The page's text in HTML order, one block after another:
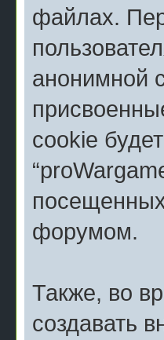
файлах.
анонимной
cookie
форумом.
Также, во
создавать